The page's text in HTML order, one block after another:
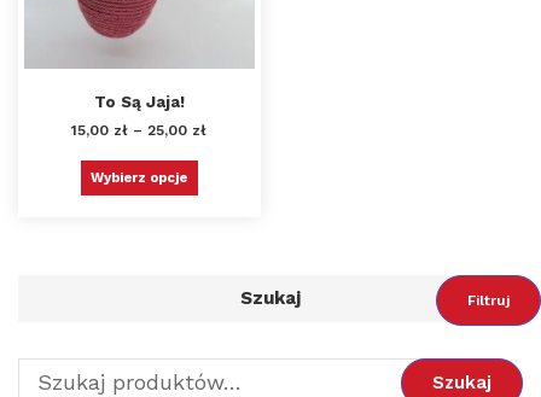
To Są Jaja!
15,00 zł – 25,00 zł
Wybierz opcje
Szukaj
Szukaj
Filtruj